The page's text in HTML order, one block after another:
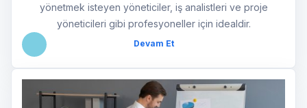
yönetmek isteyen yöneticiler, iş analistleri ve proje
yöneticileri gibi profesyoneller için idealdir.
Devam Et